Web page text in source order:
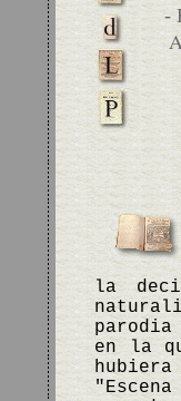
-
la
parodia
en la